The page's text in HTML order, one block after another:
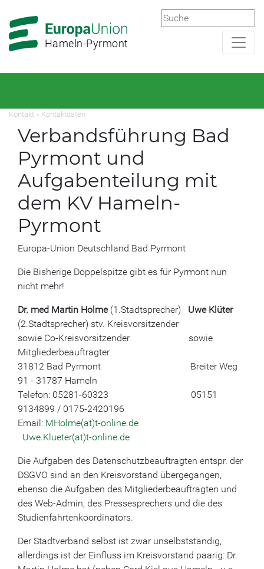
Hauptnavigation
Hauptbereich
Hameln-Pyrmont
Kontakt » Kontaktdaten
Verbandsführung Bad
Pyrmont und
Aufgabenteilung mit
dem KV Hameln-
Pyrmont
Europa-Union Deutschland Bad Pyrmont
Die Bisherige Doppelspitze gibt es für Pyrmont nun
nicht mehr!
Dr. med Martin Holme(1.Stadtsprecher) Uwe Klüter
(2.Stadtsprecher) stv. Kreisvorsitzender
sowie Co-Kreisvorsitzender sowie
Mitgliederbeauftragter
31812 Bad Pyrmont Breiter Weg
91 - 31787 Hameln
Telefon: 05281-60323 05151
9134899 / 0175-2420196
Email: MHolme(at)t-online.de
Uwe.Klueter(at)t-online.de
Die Aufgaben des Datenschutzbeauftragten entspr. der
DSGVO sind an den Kreisvorstand übergegangen,
ebenso die Aufgaben des Mitgliederbeauftragten und
des Web-Admin, des Pressesprechers und die des
Studienfahrtenkoordinators.
Der Stadtverband selbst ist zwar unselbstständig,
allerdings ist der Einfluss im Kreisvorstand paarig: Dr.